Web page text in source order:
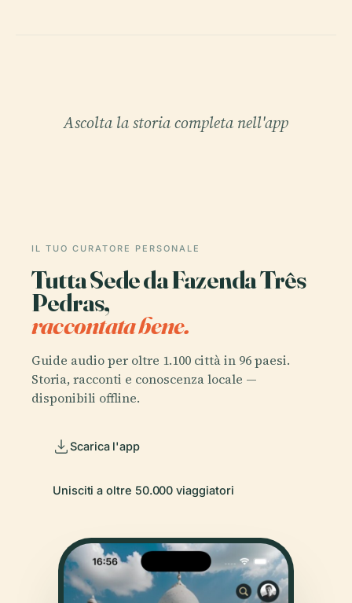
Ascolta la storia completa nell'app
IL TUO CURATORE PERSONALE
Tutta Sede da Fazenda Três
Pedras,
raccontata bene.
Guide audio per oltre 1.100 città in 96 paesi.
Storia, racconti e conoscenza locale —
disponibili offline.
Scarica l'app
Unisciti a oltre 50.000 viaggiatori